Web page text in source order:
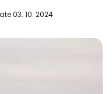
03. 10. 2024